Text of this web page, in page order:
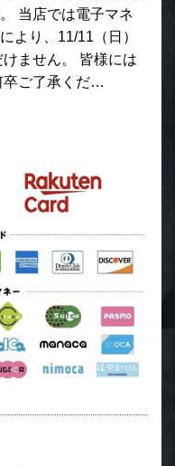
当店では電子マネ
より、11/11（日）
ません。 皆様には
卒ご了承くだ…